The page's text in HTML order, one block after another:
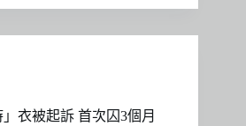
衣被起訴 首次囚3個月